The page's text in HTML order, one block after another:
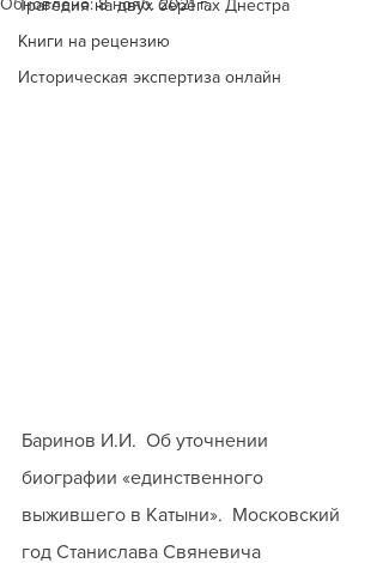
Трагедия на двух берегах Днестра
Книги на рецензию
Историческая экспертиза онлайн
Баринов И.И.  Об уточнении
биографии «единственного
выжившего в Катыни».  Московский
год Станислава Свяневича